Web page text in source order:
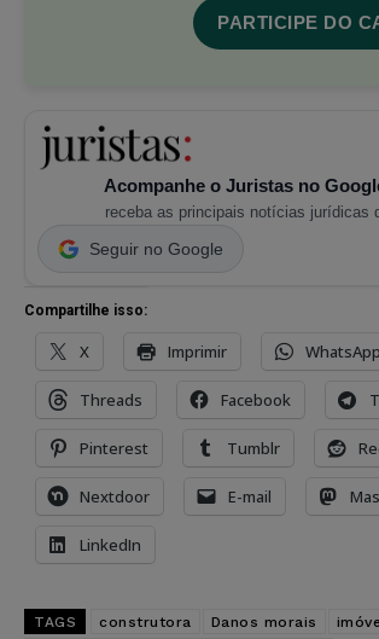
PARTICIPE DO
Acompanhe o Juristas no
receba as principais notícias jurídicas
Seguir no Google
Compartilhe isso:
X Imprimir WhatsApp
Threads Facebook
Pinterest Tumblr
Nextdoor E-mail
LinkedIn
TAGS construtora Danos morais